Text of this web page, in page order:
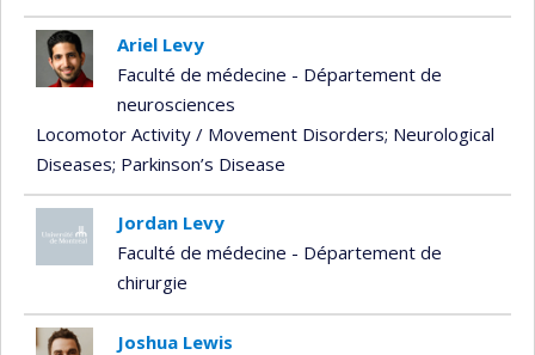
Ariel Levy
Faculté de médecine - Département de
neurosciences
Locomotor Activity / Movement Disorders; Neurological
Diseases; Parkinson’s Disease
Jordan Levy
Faculté de médecine - Département de
chirurgie
Joshua Lewis